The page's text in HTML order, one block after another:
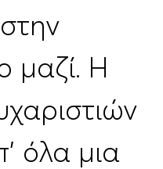
μαζί. Η
όλα μια